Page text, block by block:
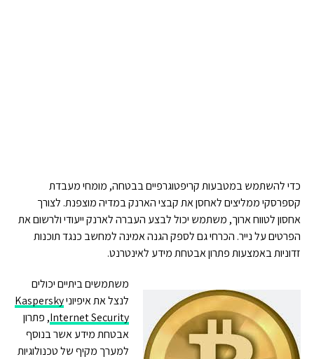
כדי להשתמש במטבעות קריפטוגרפיים בבטחה, מומחי מעבדת
קספרסקי ממליצים לאחסן את קבצי הארנק במדיה מוצפנת. לצורך
אחסון לטווח ארוך, משתמש יכול לבצע העברה לארנק ייעודי ולרשום את
הפרטים על נייר. הכרחי גם לספק הגנה אמינה למחשב כנגד תוכנות
זדוניות באמצעות פתרון אבטחת מידע לאינטרנט.
משתמשים ביתיים יכולים
לנצל את איפיוניKaspersky
Internet Security, פתרון
אבטחת מידע אשר בנוסף
למערך מקיף של טכנולוגיות